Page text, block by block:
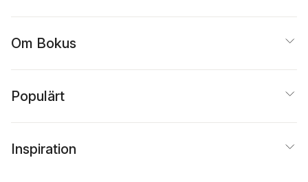
Om Bokus
Populärt
Inspiration